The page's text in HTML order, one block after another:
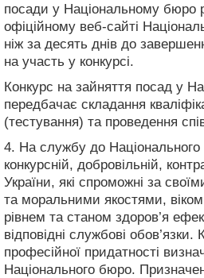
посади у Національному бюро
офіційному веб-сайті
ніж за десять днів до
на участь у конкурсі.
Конкурс на зайняття посад у
передбачає складання
(тестування) та проведення
4. На службу до
конкурсній, добровільній,
України, які спроможні за
та моральними якостями,
рівнем та станом здоров’я
відповідні службові обов’язки.
професійної придатності
Національного бюро.